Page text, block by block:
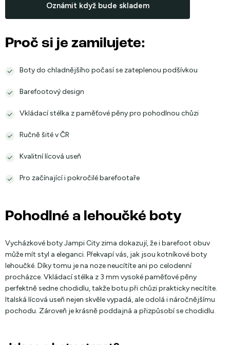
Oznámit když bude skladem
Proč si je zamilujete:
Boty do chladnějšího počasí se zateplenou podšívkou
Barefootový design
Vkládací stélka z paměťové pěny pro pohodlnou chůzi
Ručně šité v ČR
Kvalitní lícová useň
Pro začínající i pokročilé barefootaře
Pohodlné a lehoučké boty
Vycházkové boty Jampi City zima dokazují, že i barefoot obuv
může mít styl a eleganci. Překvapí vás, jak jsou kotníkové boty
lehoučké. Díky tomu je na noze neucítíte ani po celodenní
procházce. Vkládací stélka z 3 mm vysoké paměťové pěny
perfektně sedne chodidlu, takže botu při chůzi prakticky necítíte.
Italská lícová useň nejen skvěle vypadá, ale odolá i náročnějšímu
pochodu. Zároveň je krásně poddajná a přizpůsobí se chodidlu.